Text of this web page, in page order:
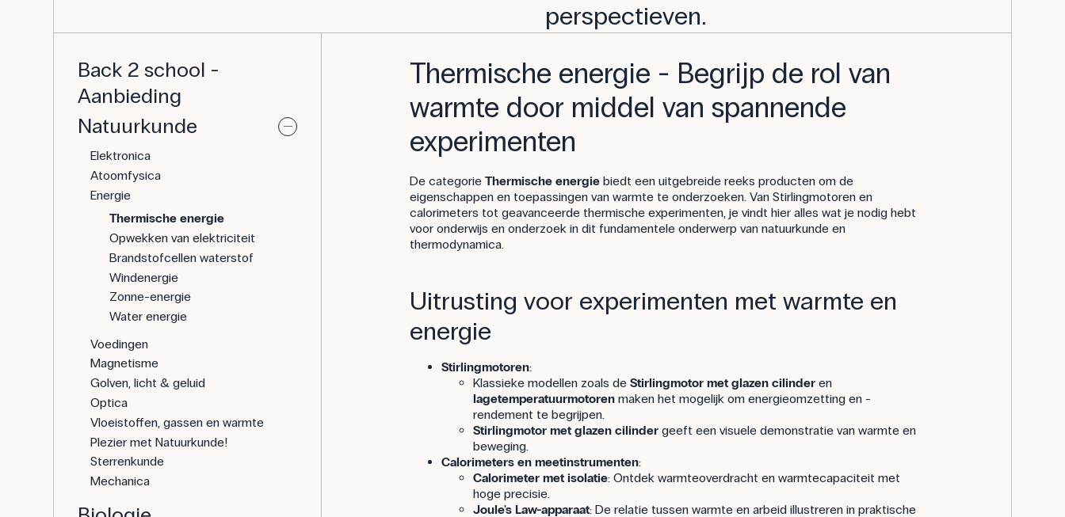
perspectieven.
Back 2 school -
Aanbieding
Natuurkunde
Elektronica
Atoomfysica
Energie
Thermische energie
Opwekken van elektriciteit
Brandstofcellen waterstof
Windenergie
Zonne-energie
Water energie
Voedingen
Magnetisme
Golven, licht & geluid
Optica
Vloeistoffen, gassen en warmte
Plezier met Natuurkunde!
Sterrenkunde
Mechanica
Thermische energie - Begrijp de rol van
warmte door middel van spannende
experimenten
De categorieThermische energie biedt een uitgebreide reeks producten om de
eigenschappen en toepassingen van warmte te onderzoeken. Van Stirlingmotoren en
calorimeters tot geavanceerde thermische experimenten, je vindt hier alles wat je nodig hebt
voor onderwijs en onderzoek in dit fundamentele onderwerp van natuurkunde en
thermodynamica.
Uitrusting voor experimenten met warmte en
energie
Stirlingmotoren:
Klassieke modellen zoals deStirlingmotor met glazen cilinder en
lagetemperatuurmotoren maken het mogelijk om energieomzetting en -
rendement te begrijpen.
Stirlingmotor met glazen cilinder geeft een visuele demonstratie van warmte en
beweging.
Calorimeters en meetinstrumenten:
Calorimeter met isolatie: Ontdek warmteoverdracht en warmtecapaciteit met
hoge precisie.
Joule's Law-apparaat: De relatie tussen warmte en arbeid illustreren in praktische